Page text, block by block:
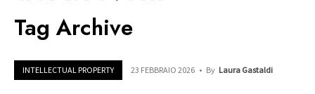
Tag Archive
INTELLECTUAL PROPERTY 23 FEBBRAIO 2026 • By Laura Gastaldi